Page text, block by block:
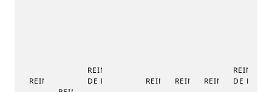
REINE DE NAPLES 9915
REINE DE NAPLES PHASE
DE LUNE 9935
REINE DE NAPLES 8925
REINE DE NAPLES 8918
REINE DE
REINE
DE LUNE